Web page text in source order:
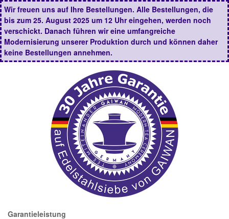
Wir freuen uns auf Ihre Bestellungen. Alle Bestellungen, die
bis zum 25. August 2025 um 12 Uhr eingehen, werden noch
verschickt. Danach führen wir eine umfangreiche
Modernisierung unserer Produktion durch und können daher
keine Bestellungen annehmen.
Garantieleistung